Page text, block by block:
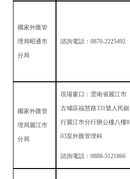
國家外匯管
理局昭通市
分局
諮詢電話： 0870-2225492
國家外匯管
理局麗江市
分局
現場窗口：雲南省麗江市
古城區福慧路331號人民銀
行麗江市分行辦公樓八樓8
03室外匯管理科
諮詢電話： 0888-5121866